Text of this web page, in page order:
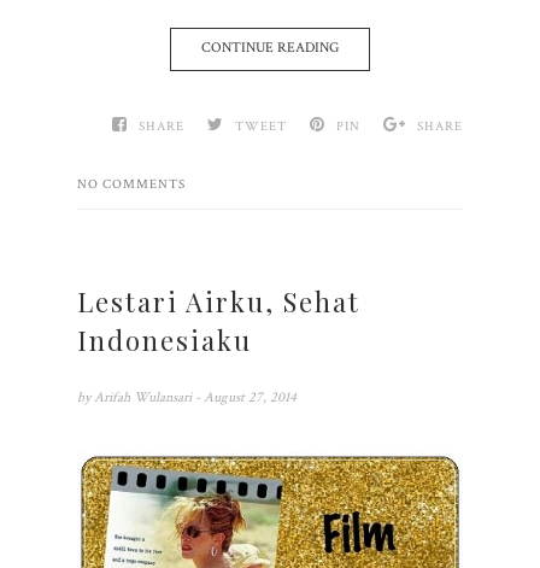
CONTINUE READING
SHARE TWEET PIN SHARE
NO COMMENTS
Lestari Airku, Sehat
Indonesiaku
by Arifah Wulansari - August 27, 2014